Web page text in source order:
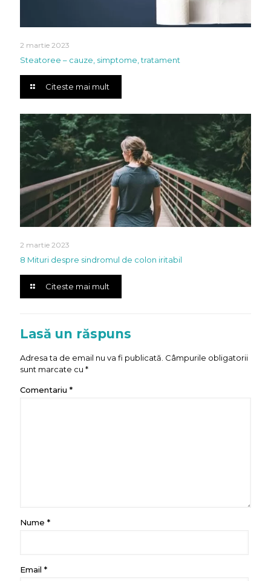
2 martie 2023
Steatoree – cauze, simptome, tratament
Citeste mai mult
2 martie 2023
8 Mituri despre sindromul de colon iritabil
Citeste mai mult
Lasă un răspuns
Adresa ta de email nu va fi publicată. Câmpurile obligatorii
sunt marcate cu *
Comentariu *
Nume *
Email *